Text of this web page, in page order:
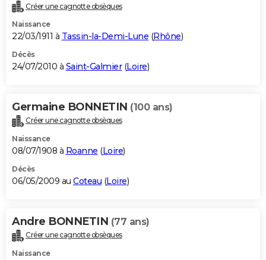
Créer une cagnotte obsèques
Naissance
22/03/1911 à Tassin-la-Demi-Lune (Rhône)
Décès
24/07/2010 à Saint-Galmier(Loire)
Germaine BONNETIN (100 ans)
Créer une cagnotte obsèques
Naissance
08/07/1908 à Roanne (Loire)
Décès
06/05/2009 au Coteau (Loire)
Andre BONNETIN (77 ans)
Créer une cagnotte obsèques
Naissance